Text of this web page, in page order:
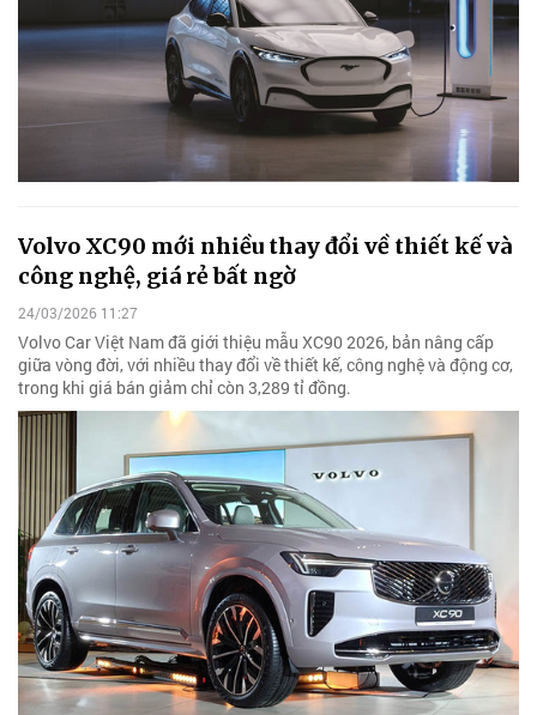
Volvo XC90 mới nhiều thay đổi về thiết kế và
công nghệ, giá rẻ bất ngờ
24/03/2026 11:27
Volvo Car Việt Nam đã giới thiệu mẫu XC90 2026, bản nâng cấp
giữa vòng đời, với nhiều thay đổi về thiết kế, công nghệ và động cơ,
trong khi giá bán giảm chỉ còn 3,289 tỉ đồng.